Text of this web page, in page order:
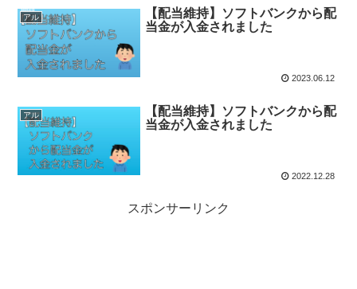
アル
【配当維持】ソフトバンクから配
当金が入金されました
2023.06.12
アル
【配当維持】ソフトバンクから配
当金が入金されました
2022.12.28
スポンサーリンク